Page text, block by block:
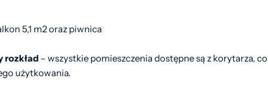
5,1 m2 oraz piwnica
rozkład – wszystkie pomieszczenia dostępne są z korytarza, co
użytkowania.